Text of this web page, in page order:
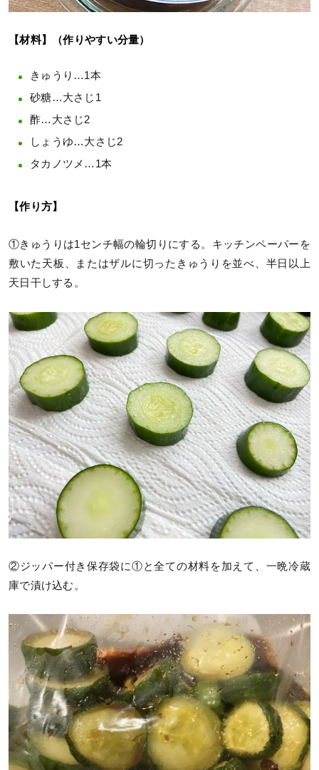
【材料】（作りやすい分量）
きゅうり…1本
砂糖…大さじ1
酢…大さじ2
しょうゆ…大さじ2
タカノツメ…1本
【作り方】
①きゅうりは1センチ幅の輪切りにする。キッチンペーパーを
敷いた天板、またはザルに切ったきゅうりを並べ、半日以上
天日干しする。
②ジッパー付き保存袋に①と全ての材料を加えて、一晩冷蔵
庫で漬け込む。